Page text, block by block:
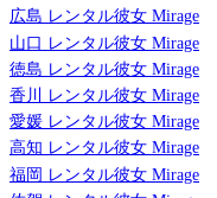
広島 レンタル彼女 Mirage
山口 レンタル彼女 Mirage
徳島 レンタル彼女 Mirage
香川 レンタル彼女 Mirage
愛媛 レンタル彼女 Mirage
高知 レンタル彼女 Mirage
福岡 レンタル彼女 Mirage